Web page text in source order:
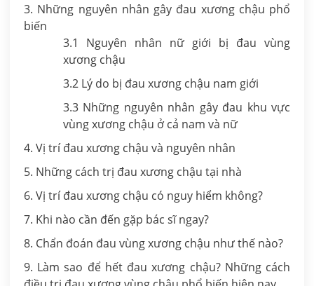
3. Những nguyên nhân gây đau xương chậu phổ
biến
3.1 Nguyên nhân nữ giới bị đau vùng
xương chậu
3.2 Lý do bị đau xương chậu nam giới
3.3 Những nguyên nhân gây đau khu vực
vùng xương chậu ở cả nam và nữ
4. Vị trí đau xương chậu và nguyên nhân
5. Những cách trị đau xương chậu tại nhà
6. Vị trí đau xương chậu có nguy hiểm không?
7. Khi nào cần đến gặp bác sĩ ngay?
8. Chẩn đoán đau vùng xương chậu như thế nào?
9. Làm sao để hết đau xương chậu? Những cách